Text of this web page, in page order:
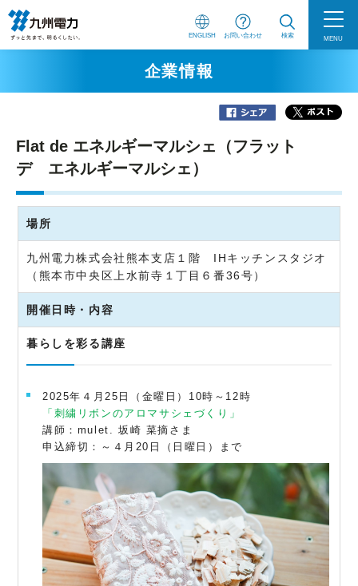
ENGLISH お問い合わせ 検索 MENU
企業情報
Flat de エネルギーマルシェ（フラット
デ エネルギーマルシェ）
場所
九州電力株式会社熊本支店１階 IHキッチンスタジオ
（熊本市中央区上水前寺１丁目６番36号）
開催日時・内容
暮らしを彩る講座
2025年４月25日（金曜日）10時～12時
「刺繍リボンのアロマサシェづくり」
講師：mulet. 坂崎 菜摘さま
申込締切：～４月20日（日曜日）まで